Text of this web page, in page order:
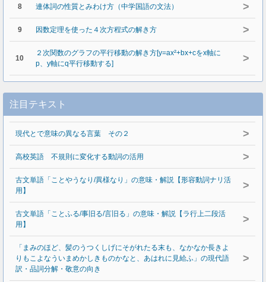
8 連体詞の性質とみわけ方（中学国語の文法） >
9 因数定理を使った４次方程式の解き方 >
10
２次関数のグラフの平行移動の解き方[y=ax²+bx+cをx軸に
p、y軸にq平行移動する]
>
注目テキスト
現代とで意味の異なる言葉 その２ >
高校英語 不規則に変化する動詞の活用 >
古文単語「ことやうなり/異様なり」の意味・解説【形容動詞ナリ活
用】
>
古文単語「ことふる/事旧る/言旧る」の意味・解説【ラ行上二段活
用】
>
「まみのほど、髪のうつくしげにそがれたる末も、なかなか長きよ
りもこよなういまめかしきものかなと、あはれに見給ふ」の現代語
訳・品詞分解・敬意の向き
>